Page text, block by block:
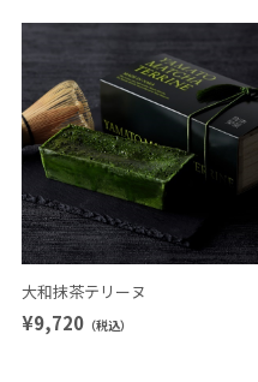
大和抹茶テリーヌ
¥9,720（税込）